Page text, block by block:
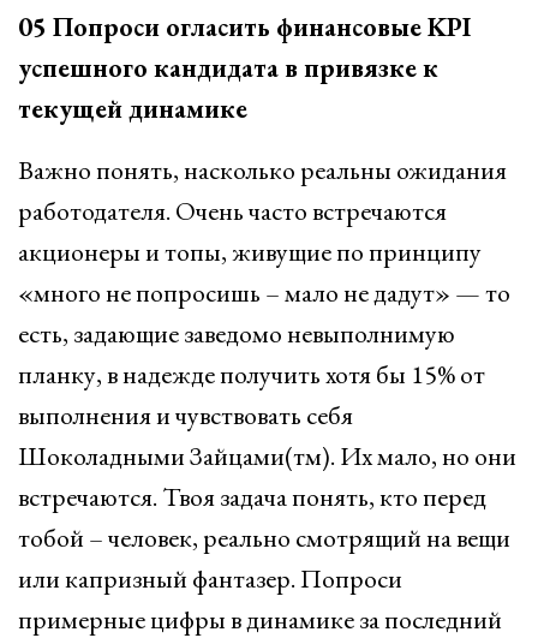
05 Попроси огласить финансовые KPI
успешного кандидата в привязке к
текущей динамике
Важно понять, насколько реальны ожидания
работодателя. Очень часто встречаются
акционеры и топы, живущие по принципу
«много не попросишь – мало не дадут» — то
есть, задающие заведомо невыполнимую
планку, в надежде получить хотя бы 15% от
выполнения и чувствовать себя
Шоколадными Зайцами(тм). Их мало, но они
встречаются. Твоя задача понять, кто перед
тобой – человек, реально смотрящий на вещи
или капризный фантазер. Попроси
примерные цифры в динамике за последний